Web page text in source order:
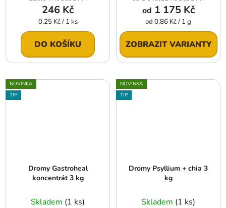
246 Kč
Měrná
cena:
0,25 Kč / 1 ks
DO KOŠÍKU
od 1 175 Kč
Měrná
cena:
od 0,86 Kč / 1 g
ZOBRAZIT VARIANTY
NOVINKA
TIP
Dromy Gastroheal
koncentrát 3 kg
Skladem (1 ks)
NOVINKA
TIP
Dromy Psyllium + chia 3
kg
Skladem (1 ks)